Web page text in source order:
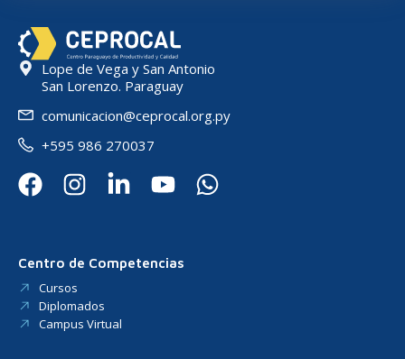
Lope de Vega y San Antonio
San Lorenzo. Paraguay
comunicacion@ceprocal.org.py
+595 986 270037
Centro de Competencias
Cursos
Diplomados
Campus Virtual